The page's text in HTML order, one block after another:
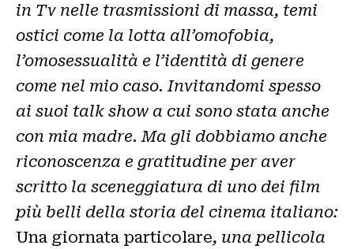
in Tv nelle trasmissioni di massa, temi
ostici come la lotta all’omofobia,
l’omosessualità e l’identità di genere
come nel mio caso. Invitandomi spesso
ai suoi talk show a cui sono stata anche
con mia madre. Ma gli dobbiamo anche
riconoscenza e gratitudine per aver
scritto la sceneggiatura di uno dei film
più belli della storia del cinema italiano:
Una giornata particolare, una pellicola